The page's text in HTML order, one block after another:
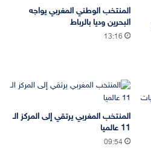
المنتخب الوطني المغربي يواجه
البحرين وديا بالرباط
13:16
المنتخب المغربي يرتقي إلى المركز الـ
11 عالميا
09:54